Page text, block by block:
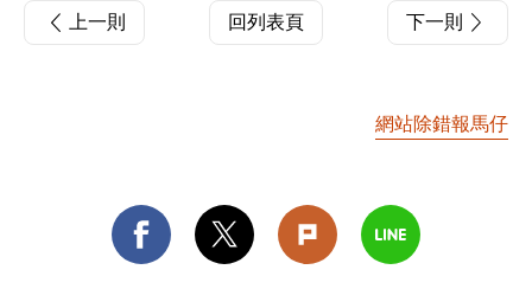
上一則 回列表頁 下一則
網站除錯報馬仔